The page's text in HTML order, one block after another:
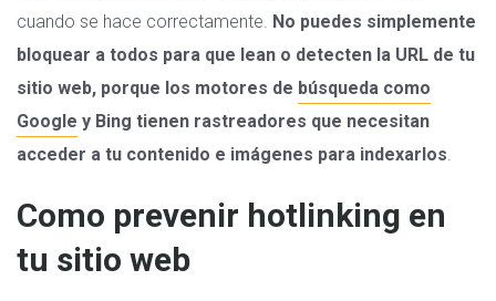
cuando se hace correctamente. No puedes simplemente
bloquear a todos para que lean o detecten la URL de tu
sitio web, porque los motores de búsqueda como
Google y Bing tienen rastreadores que necesitan
acceder a tu contenido e imágenes para indexarlos
Como prevenir hotlinking en
tu sitio web